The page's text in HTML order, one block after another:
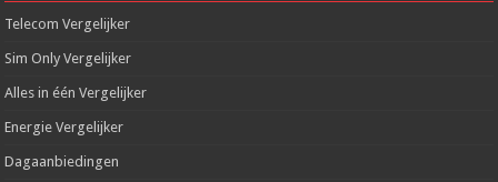
Telecom Vergelijker
Sim Only Vergelijker
Alles in één Vergelijker
Energie Vergelijker
Dagaanbiedingen